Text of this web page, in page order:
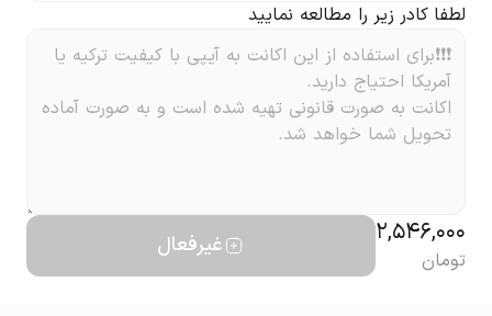
لطفا کادر زیر را مطالعه نمایید
2,546,000
تومان
غیرفعال